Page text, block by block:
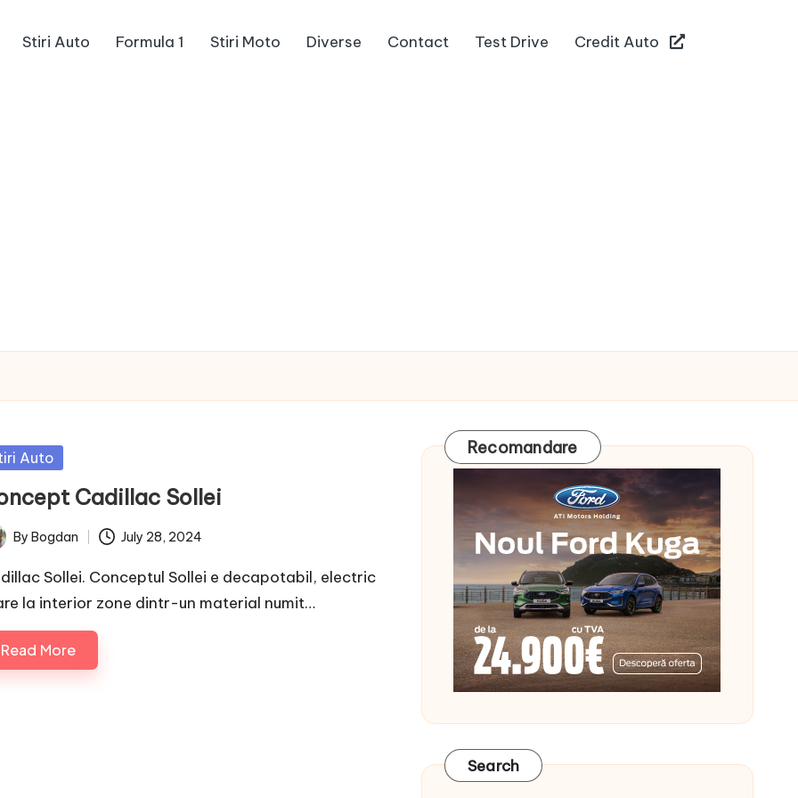
Stiri Auto Formula 1 Stiri Moto Diverse Contact Test Drive Credit Auto
Auto
Cadillac Sollei
By Bogdan July 28, 2024
Sollei. Conceptul Sollei e decapotabil, electric
la interior zone dintr-un material numit…
Read More
Recomandare
Search